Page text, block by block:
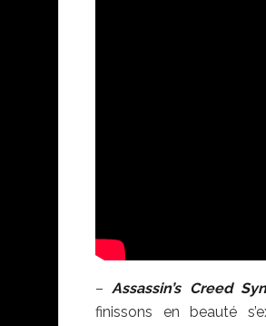
–Assassin’s Creed
finissons en beauté